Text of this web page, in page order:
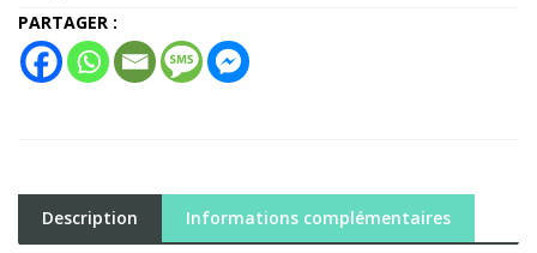
PARTAGER :
Description Informations complémentaires